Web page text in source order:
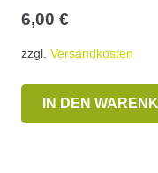
6,00 €
zzgl. Versandkosten
IN DEN